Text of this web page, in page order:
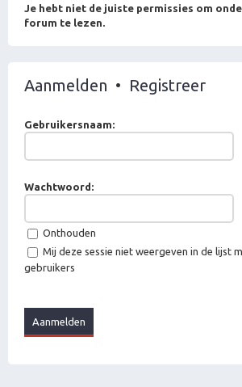
Je hebt niet de juiste permissies om
forum te lezen.
Aanmelden • Registreer
Gebruikersnaam:
Wachtwoord:
Onthouden
Mij deze sessie niet weergeven in de lijst
gebruikers